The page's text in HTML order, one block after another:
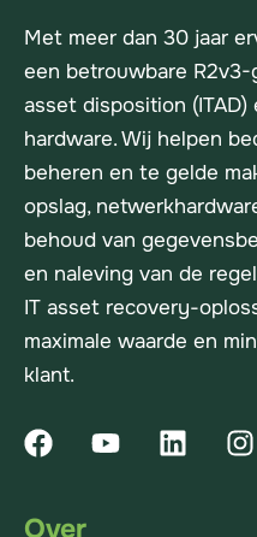
Met meer dan 30 jaar
een betrouwbare
asset disposition
hardware. Wij helpen
beheren en te gelde
opslag,
behoud van
en naleving van de
IT asset recovery-
maximale waarde en
klant.
Over